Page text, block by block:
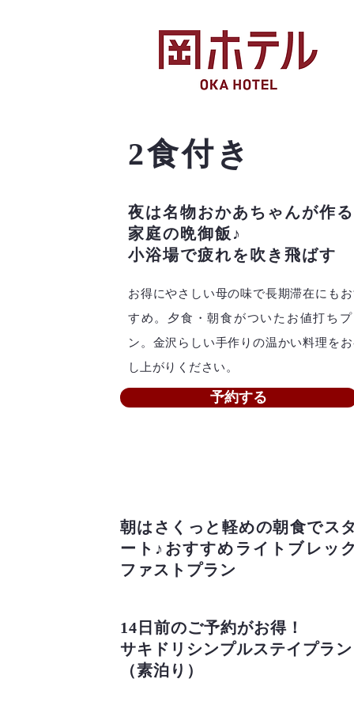
2食付き
夜は名物おかあちゃんが作る
家庭の晩御飯♪
小浴場で疲れを吹き飛ばす
お得にやさしい母の味で長期滞在にも
すめ。夕食・朝食がついたお値打ち
ン。金沢らしい手作りの温かい料理を
し上がりください。
予約する
朝はさくっと軽めの朝食でス
ート♪おすすめライトブレッ
ファストプラン
14日前のご予約がお得！
サキドリシンプルステイプラン
（素泊り）